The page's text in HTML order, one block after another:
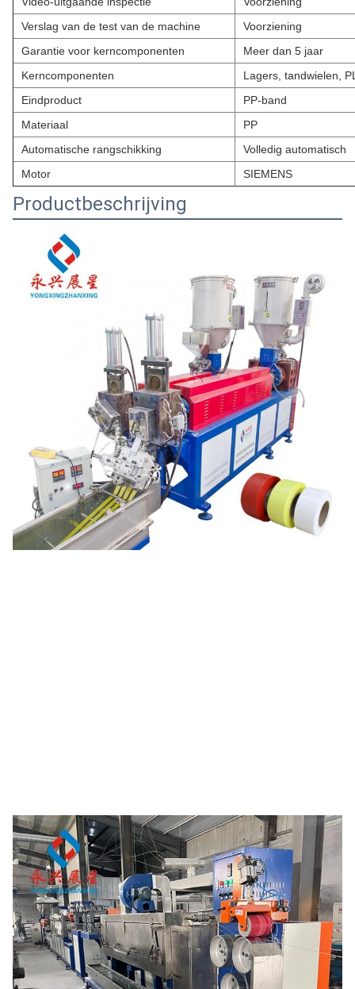
Verslag van de test van de machine
Voorziening
Garantie voor kerncomponenten
Meer dan 5 jaar
Kerncomponenten
Lagers, tandwielen,
Eindproduct
PP-band
Materiaal
PP
Automatische rangschikking
Volledig automatisch
Motor
SIEMENS
Productbeschrijving